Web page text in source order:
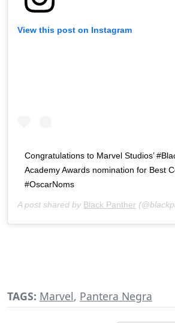
View this post on Instagram
Congratulations to Marvel Studios’
Academy Awards nomination for Best
#OscarNoms
A post shared by Black Panther
TAGS: Marvel, Pantera Negra